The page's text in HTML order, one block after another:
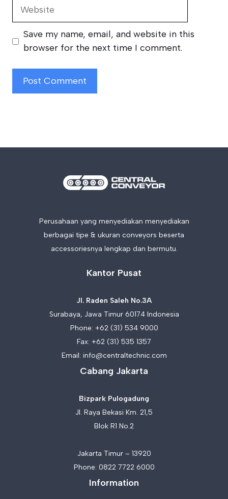
Website
Save my name, email, and website in this
browser for the next time I comment.
Perusahaan yang menyediakan menyediakan
berbagai tipe & ukuran conveyors beserta
accessoriesnya lengkap dan bermutu.
Kantor Pusat
Jl. Raden Saleh No.3A
Surabaya, Jawa Timur 60174 Indonesia
Phone: +62 (31) 534 9000
Fax: +62 (31) 535 1357
Email: info@centraltechnic.com
Cabang Jakarta
Bizpark Pulogadung
Jl. Raya Bekasi Km. 21,5
Blok R1 No.2
Jakarta Timur – 13920
Phone: 0822 7722 6000
Information